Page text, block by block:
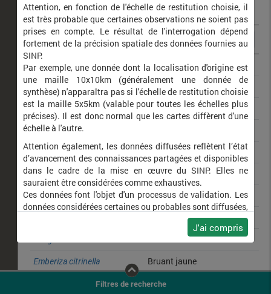
Nom latin Nom vernaculaire
Circaetus gallicus
Circaète Jean-le-Blanc
Pernis apivorus
Bondrée apivore
Milvus migrans
Milan noir
Buteo buteo
Milvus milvus
Milan royal
Accipiter nisus
Épervier d'Europe
Phylloscopus collybita
Pouillot véloce
Pipit des arbres
Pinson des arbres
Emberiza citrinella
Bruant jaune
Alouette lulu
Filtres de recherche
Attention, en fonction de l'échelle de restitution choisie, il
est très probable que certaines observations ne soient pas
prises en compte. Le résultat de l'interrogation dépend
fortement de la précision spatiale des données fournies au
SINP.
Par exemple, une donnée dont la localisation d'origine est
une maille 10x10km (généralement une donnée de
synthèse) n'apparaîtra pas si l'échelle de restitution choisie
est la maille 5x5km (valable pour toutes les échelles plus
précises). Il est donc normal que les cartes diffèrent d'une
échelle à l'autre.
Attention également, les données diffusées reflètent l’état
d’avancement des connaissances partagées et disponibles
dans le cadre de la mise en œuvre du SINP. Elles ne
sauraient être considérées comme exhaustives.
Ces données font l'objet d'un processus de validation. Les
données considérées certaines ou probables sont diffusées,
ainsi que celles pour lesquelles la méthode n'est pas
J'ai compris